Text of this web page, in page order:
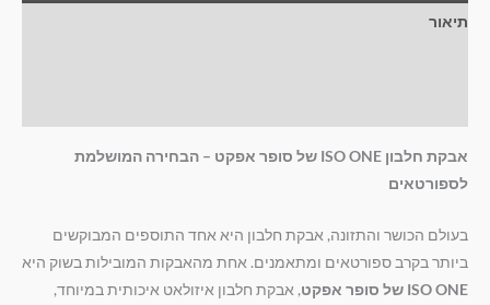
תיאור
אבקת חלבון ISO ONE של סופר אפקט – הבחירה המושלמת
לספורטאים
בעולם הכושר והתזונה, אבקת חלבון היא אחד התוספים המבוקשים
ביותר בקרב ספורטאים ומתאמנים. אחת מהאבקות המובילות בשוק היא
ISO ONE של סופר אפקט
, אבקת חלבון איזולאט איכותית במיוחד,